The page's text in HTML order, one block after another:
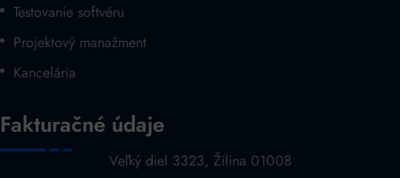
Testovanie softvéru
Projektový manažment
Kancelária
Fakturačné údaje
Veľký diel 3323, Žilina 01008